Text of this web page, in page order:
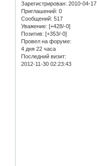
Зарегистрирован: 2010-04-17
Приглашений: 0
Сообщений: 517
Уважение: [+428/-0]
Позитив: [+353/-0]
Провел на форуме:
4 дня 22 часа
Последний визит:
2012-11-30 02:23:43